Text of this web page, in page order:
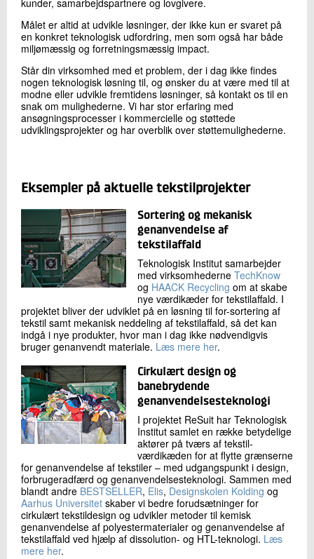
kunder, samarbejdspartnere og lovgivere.
Målet er altid at udvikle løsninger, der ikke kun er svaret på
en konkret teknologisk udfordring, men som også har både
miljømæssig og forretningsmæssig impact.
Står din virksomhed med et problem, der i dag ikke findes
nogen teknologisk løsning til, og ønsker du at være med til at
modne eller udvikle fremtidens løsninger, så kontakt os til en
snak om mulighederne. Vi har stor erfaring med
ansøgningsprocesser i kommercielle og støttede
udviklingsprojekter og har overblik over støttemulighederne.
Eksempler på aktuelle tekstilprojekter
Sortering og mekanisk
genanvendelse af
tekstilaffald
Teknologisk Institut samarbejder
med virksomhederne TechKnow
og HAACK Recycling om at skabe
nye værdikæder for tekstilaffald. I
projektet bliver der udviklet på en løsning til for-sortering af
tekstil samt mekanisk neddeling af tekstilaffald, så det kan
indgå i nye produkter, hvor man i dag ikke nødvendigvis
bruger genanvendt materiale. Læs mere her.
Cirkulært design og
banebrydende
genanvendelsesteknologi
I projektet ReSuit har Teknologisk
Institut samlet en række betydelige
aktører på tværs af tekstil-
værdikæden for at flytte grænserne
for genanvendelse af tekstiler – med udgangspunkt i design,
forbrugeradfærd og genanvendelsesteknologi. Sammen med
blandt andre BESTSELLER, Elis, Designskolen Kolding og
Aarhus Universitet skaber vi bedre forudsætninger for
cirkulært tekstildesign og udvikler metoder til kemisk
genanvendelse af polyestermaterialer og genanvendelse af
tekstilaffald ved hjælp af dissolution- og HTL-teknologi. Læs
mere her.